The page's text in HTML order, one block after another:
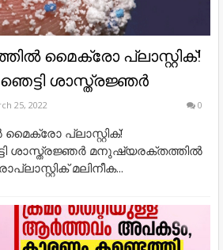
മൈക്രോ പ്ലാസ്റ്റിക്!
ശാസ്ത്രജ്ഞര്‍
25, 2022 0
പ്ലാസ്റ്റിക്!
ശാസ്ത്രജ്ഞര്‍ മനുഷ്യരക്തത്തില്‍
മലിനീക...